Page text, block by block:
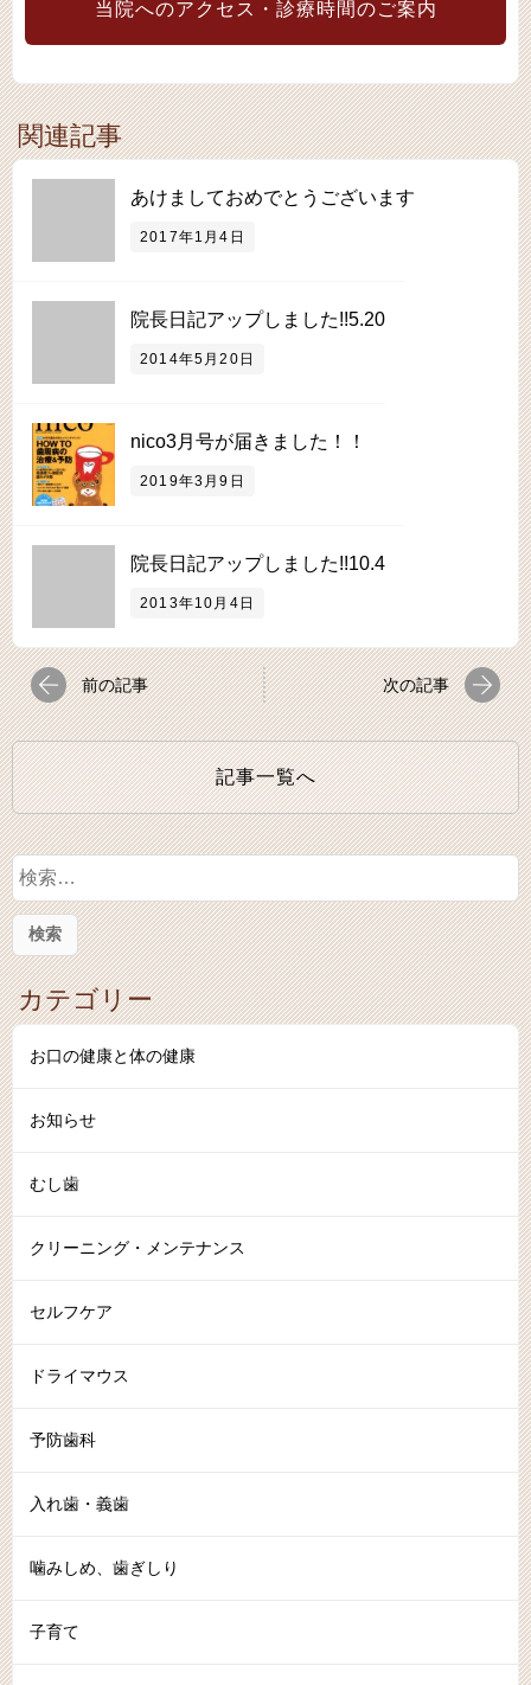
当院へのアクセス・診療時間のご案内
関連記事
あけましておめでとうございます
2017年1月4日
院長日記アップしました!!5.20
2014年5月20日
nico3月号が届きました！！
2019年3月9日
院長日記アップしました!!10.4
2013年10月4日
前の記事 次の記事
記事一覧へ
検
索
:
カテゴリー
お口の健康と体の健康
お知らせ
むし歯
クリーニング・メンテナンス
セルフケア
ドライマウス
予防歯科
入れ歯・義歯
噛みしめ、歯ぎしり
子育て